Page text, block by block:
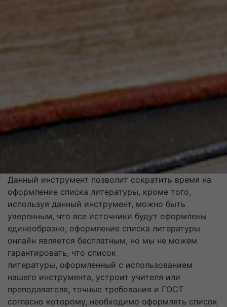
Данный инструмент позволит сократить время на
оформление списка литературы, кроме того,
используя данный инструмент, можно быть
уверенным, что все источники будут оформлены
единообразно, оформление списка литературы
онлайн является бесплатным, но мы не можем
гарантировать, что список
литературы, оформленный с использованием
нашего инструмента, устроит учителя или
преподавателя, точные требования и ГОСТ
согласно которому, необходимо оформлять список